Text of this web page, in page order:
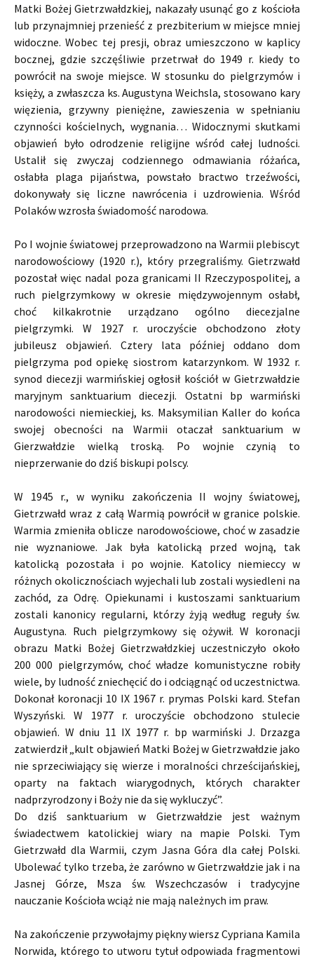
Matki Bożej Gietrzwałdzkiej, nakazały usunąć go z kościoła
lub przynajmniej przenieść z prezbiterium w miejsce mniej
widoczne. Wobec tej presji, obraz umieszczono w kaplicy
bocznej, gdzie szczęśliwie przetrwał do 1949 r. kiedy to
powrócił na swoje miejsce. W stosunku do pielgrzymów i
księży, a zwłaszcza ks. Augustyna Weichsla, stosowano kary
więzienia, grzywny pieniężne, zawieszenia w spełnianiu
czynności kościelnych, wygnania… Widocznymi skutkami
objawień było odrodzenie religijne wśród całej ludności.
Ustalił się zwyczaj codziennego odmawiania różańca,
osłabła plaga pijaństwa, powstało bractwo trzeźwości,
dokonywały się liczne nawrócenia i uzdrowienia. Wśród
Polaków wzrosła świadomość narodowa.
Po I wojnie światowej przeprowadzono na Warmii plebiscyt
narodowościowy (1920 r.), który przegraliśmy. Gietrzwałd
pozostał więc nadal poza granicami II Rzeczypospolitej, a
ruch pielgrzymkowy w okresie międzywojennym osłabł,
choć kilkakrotnie urządzano ogólno diecezjalne
pielgrzymki. W 1927 r. uroczyście obchodzono złoty
jubileusz objawień. Cztery lata później oddano dom
pielgrzyma pod opiekę siostrom katarzynkom. W 1932 r.
synod diecezji warmińskiej ogłosił kościół w Gietrzwałdzie
maryjnym sanktuarium diecezji. Ostatni bp warmiński
narodowości niemieckiej, ks. Maksymilian Kaller do końca
swojej obecności na Warmii otaczał sanktuarium w
Gierzwałdzie wielką troską. Po wojnie czynią to
nieprzerwanie do dziś biskupi polscy.
W 1945 r., w wyniku zakończenia II wojny światowej,
Gietrzwałd wraz z całą Warmią powrócił w granice polskie.
Warmia zmieniła oblicze narodowościowe, choć w zasadzie
nie wyznaniowe. Jak była katolicką przed wojną, tak
katolicką pozostała i po wojnie. Katolicy niemieccy w
różnych okolicznościach wyjechali lub zostali wysiedleni na
zachód, za Odrę. Opiekunami i kustoszami sanktuarium
zostali kanonicy regularni, którzy żyją według reguły św.
Augustyna. Ruch pielgrzymkowy się ożywił. W koronacji
obrazu Matki Bożej Gietrzwałdzkiej uczestniczyło około
200 000 pielgrzymów, choć władze komunistyczne robiły
wiele, by ludność zniechęcić do i odciągnąć od uczestnictwa.
Dokonał koronacji 10 IX 1967 r. prymas Polski kard. Stefan
Wyszyński. W 1977 r. uroczyście obchodzono stulecie
objawień. W dniu 11 IX 1977 r. bp warmiński J. Drzazga
zatwierdził „kult objawień Matki Bożej w Gietrzwałdzie jako
nie sprzeciwiający się wierze i moralności chrześcijańskiej,
oparty na faktach wiarygodnych, których charakter
nadprzyrodzony i Boży nie da się wykluczyć”.
Do dziś sanktuarium w Gietrzwałdzie jest ważnym
świadectwem katolickiej wiary na mapie Polski. Tym
Gietrzwałd dla Warmii, czym Jasna Góra dla całej Polski.
Ubolewać tylko trzeba, że zarówno w Gietrzwałdzie jak i na
Jasnej Górze, Msza św. Wszechczasów i tradycyjne
nauczanie Kościoła wciąż nie mają należnych im praw.
Na zakończenie przywołajmy piękny wiersz Cypriana Kamila
Norwida, którego to utworu tytuł odpowiada fragmentowi